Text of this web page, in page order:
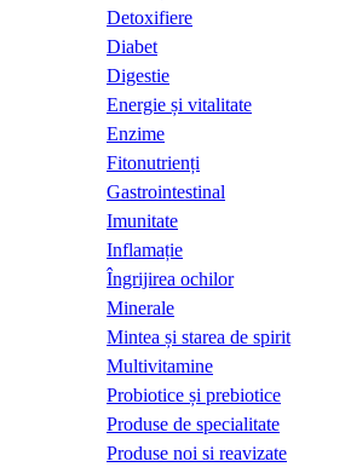
Detoxifiere
Diabet
Digestie
Energie și vitalitate
Enzime
Fitonutrienți
Gastrointestinal
Imunitate
Inflamație
Îngrijirea ochilor
Minerale
Mintea și starea de spirit
Multivitamine
Probiotice și prebiotice
Produse de specialitate
Produse noi si reavizate